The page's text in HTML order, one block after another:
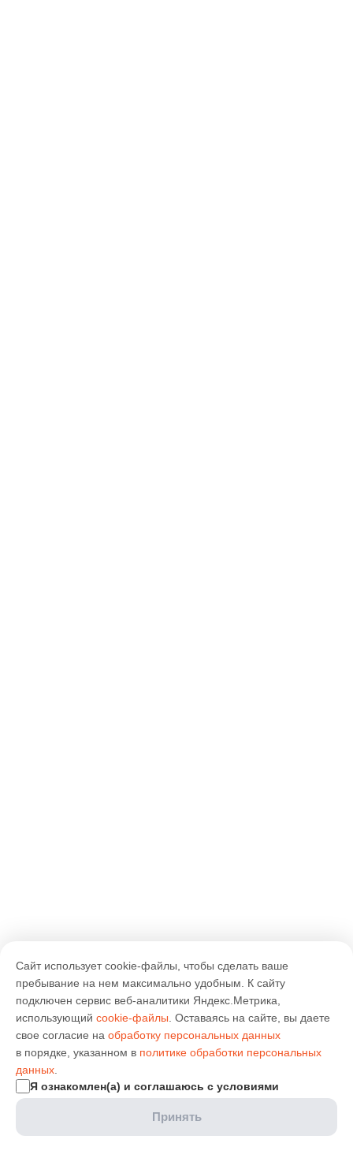
Сайт использует cookie-файлы, чтобы сделать ваше
пребывание на нем максимально удобным. К cайту
подключен сервис веб-аналитики Яндекс.Метрика,
использующий cookie-файлы . Оставаясь на сайте, вы даете
свое согласие на обработку персональных данных
в порядке, указанном в политике обработки персональных
данных
Я ознакомлен(а) и соглашаюсь с условиями
Принять